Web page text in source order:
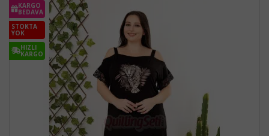
KARGO
BEDAVA
STOKTA
YOK
HIZLI
KARGO